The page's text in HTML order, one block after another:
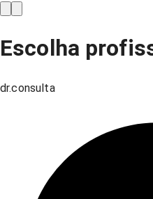
Escolha
dr.consulta